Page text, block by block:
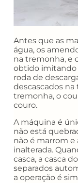
Antes que as
água, os
na tremonha, e
obtido imitando
roda de
descascados
tremonha, o
couro.
A máquina é
não está
não é marrom
inalterada.
casca, a casca
separados
a operação é